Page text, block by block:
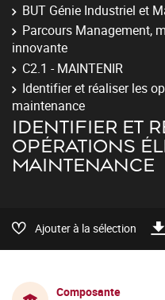
BUT Génie Industriel et
Parcours Management,
innovante
C2.1 - MAINTENIR
Identifier et réaliser les
maintenance
IDENTIFIER ET
OPÉRATIONS
MAINTENANCE
Ajouter à la sélection
Composante